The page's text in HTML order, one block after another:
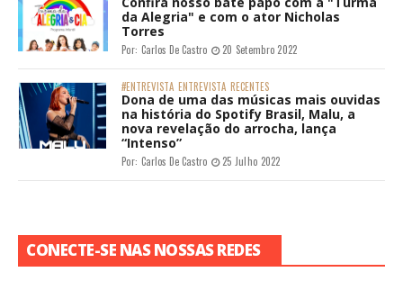
da Alegria" e com o ator Nicholas
Torres
Por: Carlos De Castro 20 Setembro 2022
#ENTREVISTA ENTREVISTA RECENTES
Dona de uma das músicas mais ouvidas
na história do Spotify Brasil, Malu, a
nova revelação do arrocha, lança
“Intenso”
Por: Carlos De Castro 25 Julho 2022
CONECTE-SE NAS NOSSAS REDES